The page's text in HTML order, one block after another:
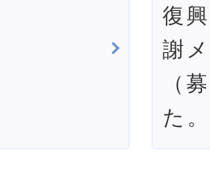
復
謝
（
た